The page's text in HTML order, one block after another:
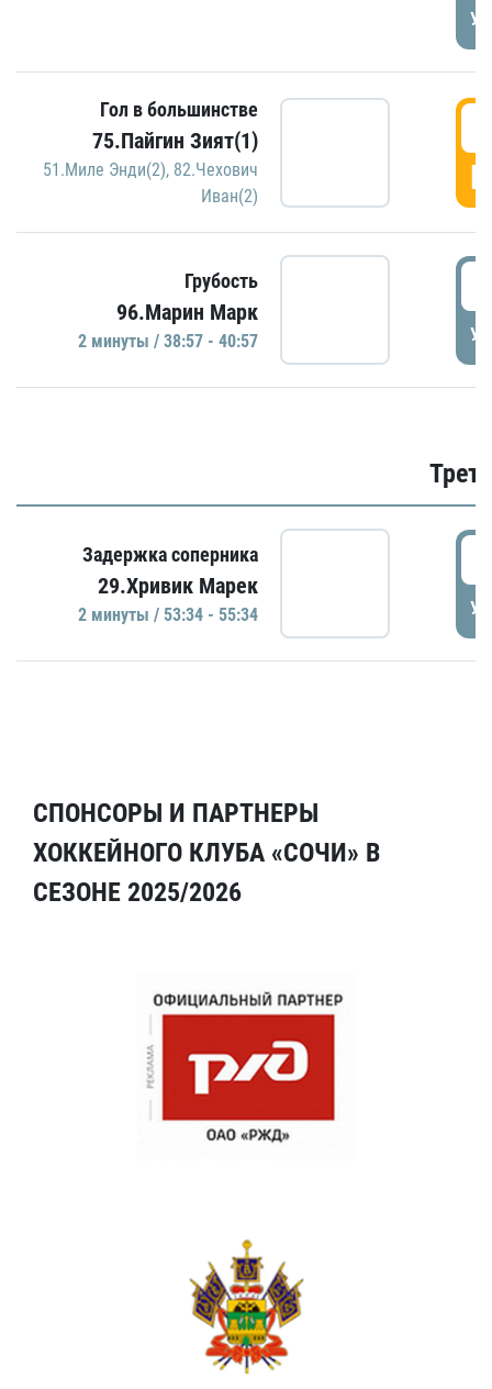
Гол в большинстве
75.Пайгин Зият(1)
51.Миле Энди(2), 82.Чехович
Иван(2)
Грубость
96.Марин Марк
2 минуты / 38:57 - 40:57
Задержка соперника
29.Хривик Марек
2 минуты / 53:34 - 55:34
СПОНСОРЫ И ПАРТНЕРЫ
ХОККЕЙНОГО КЛУБА «СОЧИ» В
СЕЗОНЕ 2025/2026